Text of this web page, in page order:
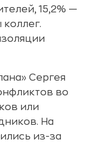
15,2% —
Сергея
во
или
На
из-за